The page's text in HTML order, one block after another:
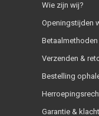
Wie zijn wij?
Openingstijden
Betaalmethoden
Verzenden &
Bestelling
Garantie &